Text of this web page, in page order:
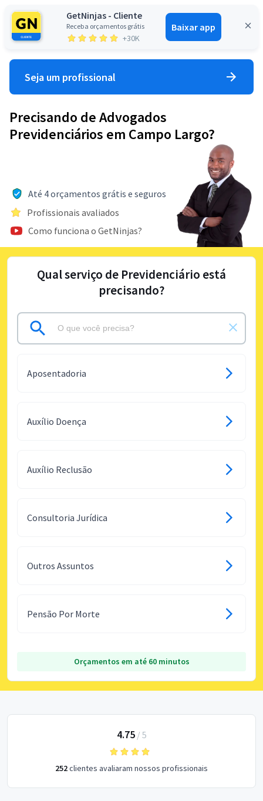
GetNinjas - Cliente
Receba orçamentos grátis
+30K
Baixar app
Entrar
Seja um profissional
Precisando de Advogados
Previdenciários em Campo Largo?
Até 4 orçamentos grátis e seguros
Profissionais avaliados
Como funciona o GetNinjas?
Qual serviço de Previdenciário está
precisando?
Aposentadoria
Auxílio Doença
Auxílio Reclusão
Consultoria Jurídica
Outros Assuntos
Pensão Por Morte
Orçamentos em até 60 minutos
4.75/ 5
252clientes avaliaram nossos profissionais